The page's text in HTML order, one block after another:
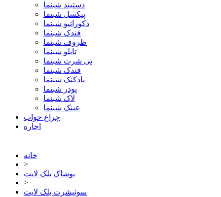
دستبند شبنما
پیکسل شبنما
دکوراتیو شبنما
فندک شبنما
ظروف شبنما
تابلو شبنما
تی شرت شبنما
فندک شبنما
بادکنک شبنما
پودر شبنما
لاک شبنما
عینک شبنما
چراغ خواب
اجاره
خانه
>
پوشاک بلک لایت
>
سوئیشرت بلک لایت